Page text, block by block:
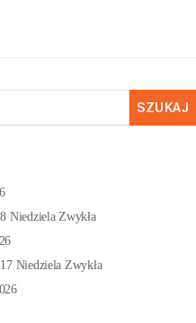
Niedziela Zwykła
Niedziela Zwykła